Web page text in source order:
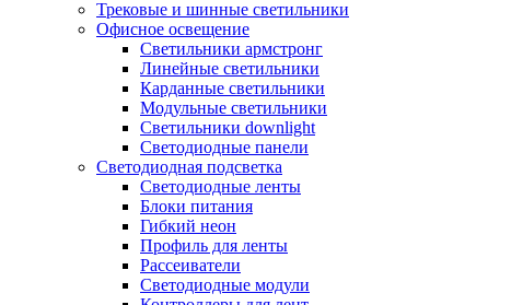
Трековые и шинные светильники
Офисное освещение
Светильники армстронг
Линейные светильники
Карданные светильники
Модульные светильники
Светильники downlight
Светодиодные панели
Светодиодная подсветка
Светодиодные ленты
Блоки питания
Гибкий неон
Профиль для ленты
Рассеиватели
Светодиодные модули